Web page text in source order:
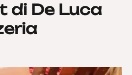
di De Luca